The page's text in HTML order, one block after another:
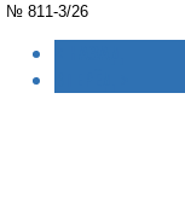
№ 811-3/26